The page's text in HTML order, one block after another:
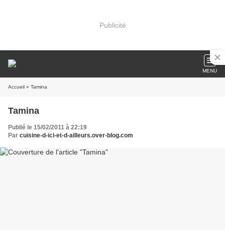
Publicité
MENU
Accueil » Tamina
Tamina
Publié le 15/02/2011 à 22:19
Par cuisine-d-ici-et-d-ailleurs.over-blog.com